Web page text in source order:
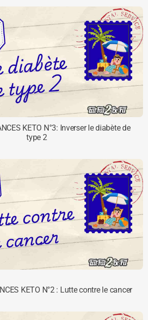
KETO N°3: Inverser le diabète de
type 2
KETO N°2 : Lutte contre le cancer